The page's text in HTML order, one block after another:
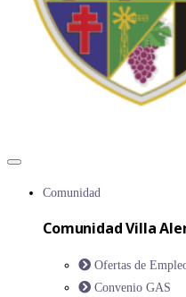
Comunidad
Comunidad Villa
Ofertas de
Convenio GAS